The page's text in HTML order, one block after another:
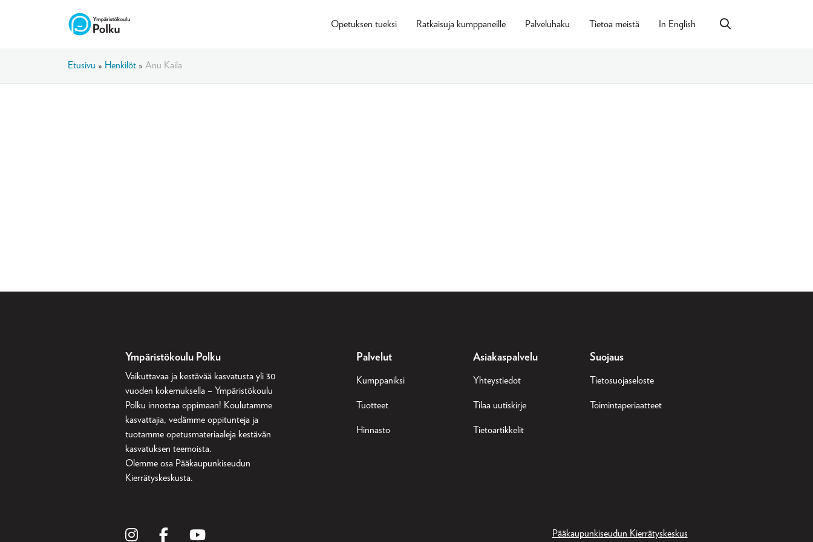
Opetuksen tueksi Ratkaisuja kumppaneille Palveluhaku Tietoa meistä In English
Etusivu » Henkilöt » Anu Kaila
Ympäristökoulu Polku
Vaikuttavaa ja kestävää kasvatusta yli 30
vuoden kokemuksella – Ympäristökoulu
Polku innostaa oppimaan! Koulutamme
kasvattajia, vedämme oppitunteja ja
tuotamme opetusmateriaaleja kestävän
kasvatuksen teemoista.
Olemme osa Pääkaupunkiseudun
Kierrätyskeskusta.
Palvelut
Kumppaniksi
Tuotteet
Hinnasto
Asiakaspalvelu
Yhteystiedot
Tilaa uutiskirje
Tietoartikkelit
Suojaus
Tietosuojaseloste
Toimintaperiaatteet
Pääkaupunkiseudun Kierrätyskeskus